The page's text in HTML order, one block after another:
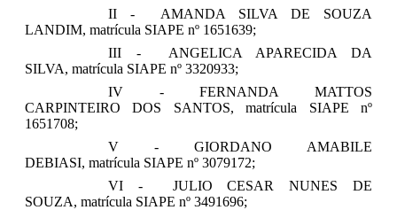
II - AMANDA SILVA DE SOUZA
LANDIM, matrícula SIAPE nº 1651639;
III - ANGELICA APARECIDA DA
SILVA, matrícula SIAPE nº 3320933;
IV - FERNANDA MATTOS
CARPINTEIRO DOS SANTOS,matrícula SIAPE nº
1651708;
V - GIORDANO AMABILE
DEBIASI, matrícula SIAPE nº 3079172;
VI - JULIO CESAR NUNES DE
SOUZA, matrícula SIAPE nº 3491696;